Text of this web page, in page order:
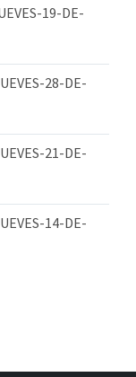
19-DE-
28-DE-
21-DE-
14-DE-